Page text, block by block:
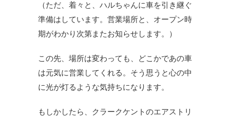
（ただ、着々と、ハルちゃんに車を引き継ぐ
準備はしています。営業場所と、オープン時
期がわかり次第またお知らせします。）
この先、場所は変わっても、どこかであの車
は元気に営業してくれる。そう思うと心の中
に光が灯るような気持ちになります。
もしかしたら、クラークケントのエアストリ